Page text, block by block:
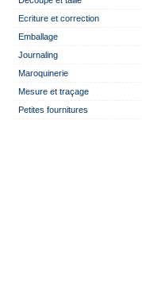
Ecriture et correction
Emballage
Journaling
Maroquinerie
Mesure et traçage
Petites fournitures